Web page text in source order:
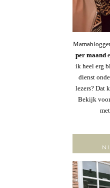
per maand
ik heel erg
dienst
lezers? Dat
Bekijk